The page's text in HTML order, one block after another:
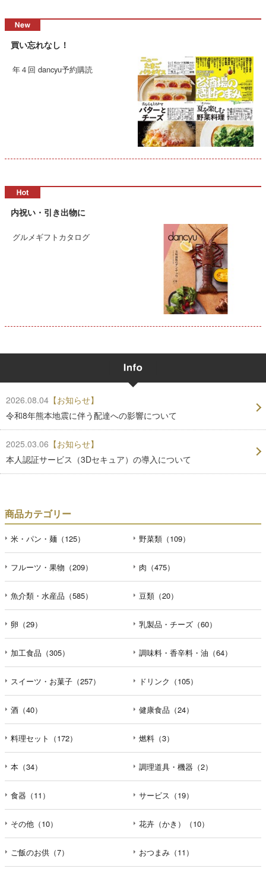
買い忘れなし！
年４回 dancyu予約購読
内祝い・引き出物に
グルメギフトカタログ
2026.08.04 【お知らせ】
令和8年熊本地震に伴う配達への影響について
2025.03.06 【お知らせ】
本人認証サービス（3Dセキュア）の導入について
商品カテゴリー
米・パン・麺（125） 野菜類（109）
フルーツ・果物（209） 肉（475）
魚介類・水産品（585） 豆類（20）
卵（29） 乳製品・チーズ（60）
加工食品（305） 調味料・香辛料・油（64）
スイーツ・お菓子（257） ドリンク（105）
酒（40） 健康食品（24）
料理セット（172） 燃料（3）
本（34） 調理道具・機器（2）
食器（11） サービス（19）
その他（10） 花卉（かき）（10）
ご飯のお供（7） おつまみ（11）